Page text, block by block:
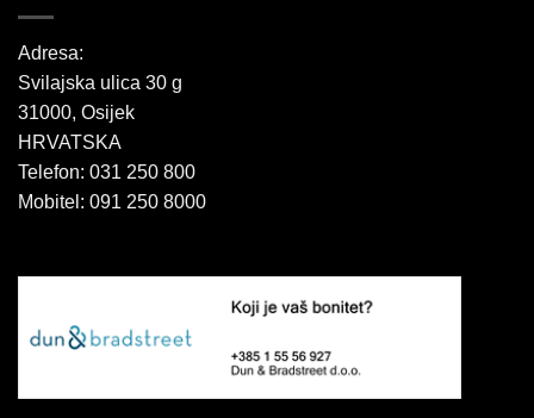
Adresa:
Svilajska ulica 30 g
31000, Osijek
HRVATSKA
Telefon: 031 250 800
Mobitel: 091 250 8000